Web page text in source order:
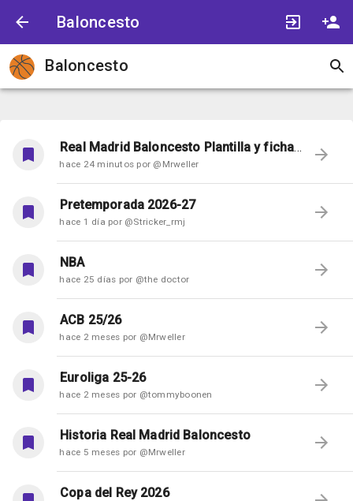
Baloncesto
Baloncesto
Real Madrid Baloncesto Plantilla y fichajes - Temporada 21/22
hace 24 minutos por @Mrweller
Pretemporada 2026-27
hace 1 día por @Stricker_rmj
NBA
hace 25 días por @the doctor
ACB 25/26
hace 2 meses por @Mrweller
Euroliga 25-26
hace 2 meses por @tommyboonen
Historia Real Madrid Baloncesto
hace 5 meses por @Mrweller
Copa del Rey 2026